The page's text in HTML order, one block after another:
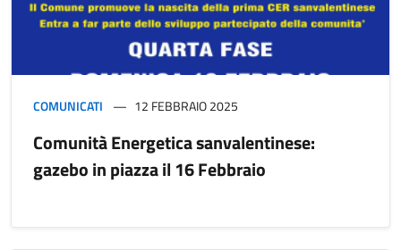
COMUNICATI 12 FEBBRAIO 2025
Comunità Energetica sanvalentinese:
gazebo in piazza il 16 Febbraio